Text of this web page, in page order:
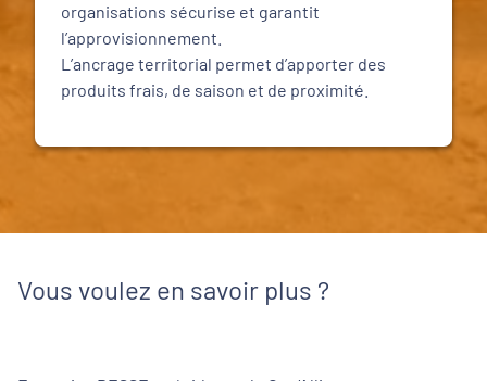
organisations sécurise et garantit
l’approvisionnement.
L’ancrage territorial permet d’apporter des
produits frais, de saison et de proximité.
Vous voulez en savoir plus ?